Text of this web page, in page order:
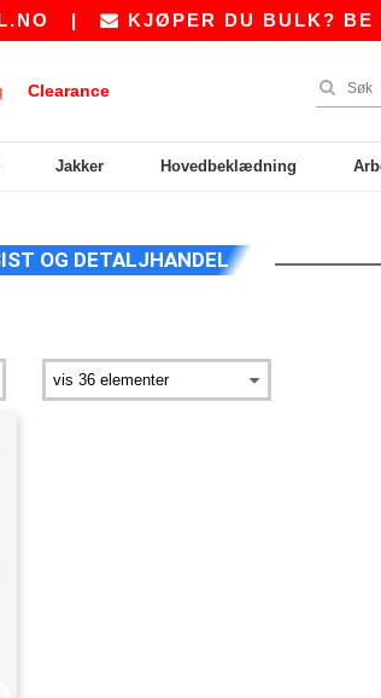
| KJØPER DU BULK? BE
Clearance
Jakker Hovedbeklædning
OG DETALJHANDEL